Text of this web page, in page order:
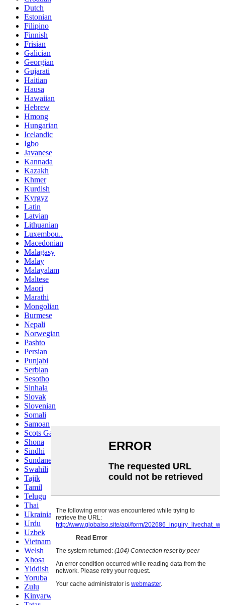
Dutch
Estonian
Filipino
Finnish
Frisian
Galician
Georgian
Gujarati
Haitian
Hausa
Hawaiian
Hebrew
Hmong
Hungarian
Icelandic
Igbo
Javanese
Kannada
Kazakh
Khmer
Kurdish
Kyrgyz
Latin
Latvian
Lithuanian
Luxembou..
Macedonian
Malagasy
Malay
Malayalam
Maltese
Maori
Marathi
Mongolian
Burmese
Nepali
Norwegian
Pashto
Persian
Punjabi
Serbian
Sesotho
Sinhala
Slovak
Slovenian
Somali
Samoan
Scots Gaelic
Shona
Sindhi
Sundanese
Swahili
Tajik
Tamil
Telugu
Thai
Ukrainian
Urdu
Uzbek
Vietnamese
Welsh
Xhosa
Yiddish
Yoruba
Zulu
Kinyarwanda